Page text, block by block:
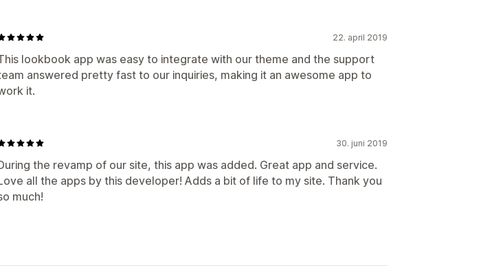
22. april 2019
lookbook app was easy to integrate with our theme and the support
answered pretty fast to our inquiries, making it an awesome app to
it.
30. juni 2019
the revamp of our site, this app was added. Great app and service.
all the apps by this developer! Adds a bit of life to my site. Thank you
much!